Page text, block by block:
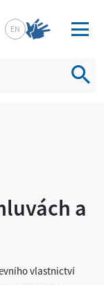
EN
a
vlastnictví